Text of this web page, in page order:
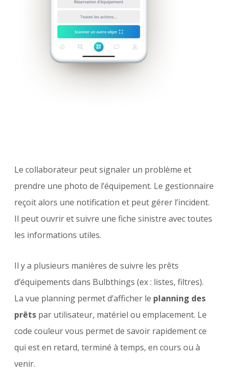
Le collaborateur peut signaler un problème et
prendre une photo de l’équipement. Le gestionnaire
reçoit alors une notification et peut gérer l’incident.
Il peut ouvrir et suivre une fiche sinistre avec toutes
les informations utiles.
Il y a plusieurs manières de suivre les prêts
d’équipements dans Bulbthings (ex : listes, filtres).
La vue planning permet d’afficher le planning des
prêts par utilisateur, matériel ou emplacement. Le
code couleur vous permet de savoir rapidement ce
qui est en retard, terminé à temps, en cours ou à
venir.